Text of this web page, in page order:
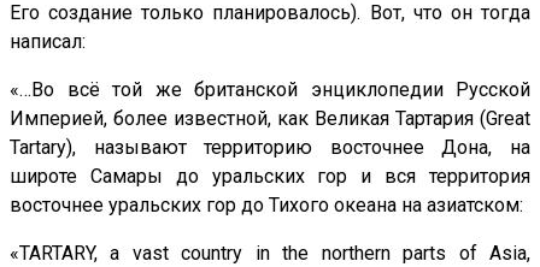
Его создание только планировалось). Вот, что он тогда
написал:
«…Во всё той же британской энциклопедии Русской
Империей, более известной, как Великая Тартария (Great
Tartary), называют территорию восточнее Дона, на
широте Самары до уральских гор и вся территория
восточнее уральских гор до Тихого океана на азиатском:
«TARTARY, a vast country in the northern parts of Asia,